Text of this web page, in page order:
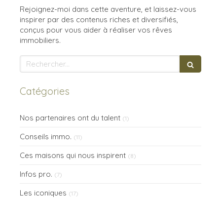
Rejoignez-moi dans cette aventure, et laissez-vous
inspirer par des contenus riches et diversifiés,
conçus pour vous aider à réaliser vos rêves
immobiliers.
Rechercher
Catégories
Nos partenaires ont du talent (1)
Conseils immo. (11)
Ces maisons qui nous inspirent (8)
Infos pro. (7)
Les iconiques (17)